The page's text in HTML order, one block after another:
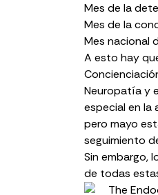
Mes de la
Mes de la
Mes nacional
A esto hay
Neuropatíay
especial en la
pero mayo
seguimiento
Sin embargo,
de todas